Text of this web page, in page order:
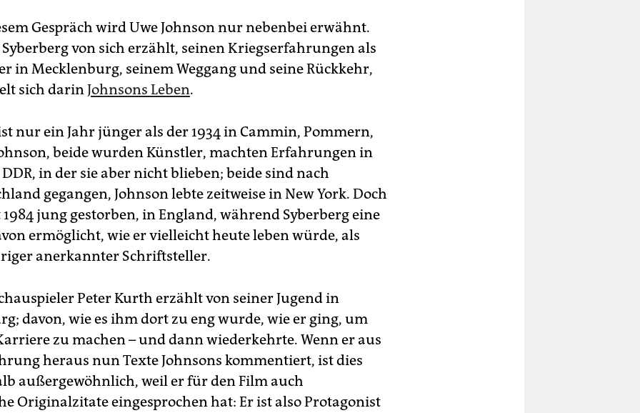
Gespräch wird Uwe Johnson nur nebenbei erwähnt.
von sich erzählt, seinen Kriegserfahrungen als
in Mecklenburg, seinem Weggang und seine Rückkehr,
sich darinJohnsons Leben.
nur ein Jahr jünger als der 1934 in Cammin, Pommern,
beide wurden Künstler, machten Erfahrungen in
in der sie aber nicht blieben; beide sind nach
gegangen, Johnson lebte zeitweise in New York. Doch
1984 jung gestorben, in England, während Syberberg eine
ermöglicht, wie er vielleicht heute leben würde, als
anerkannter Schriftsteller.
Peter Kurth erzählt von seiner Jugend in
davon, wie es ihm dort zu eng wurde, wie er ging, um
zu machen – und dann wiederkehrte. Wenn er aus
heraus nun Texte Johnsons kommentiert, ist dies
außergewöhnlich, weil er für den Film auch
Originalzitate eingesprochen hat: Er ist also Protagonist